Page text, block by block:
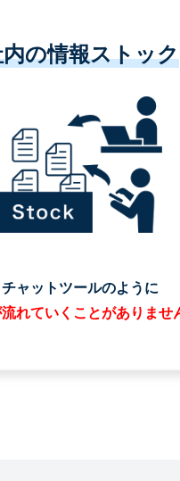
の情報ストック
チャットツールのように
れていくことがありませ